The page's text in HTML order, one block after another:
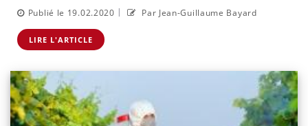
Publié le 19.02.2020 | Par Jean-Guillaume Bayard
LIRE L'ARTICLE